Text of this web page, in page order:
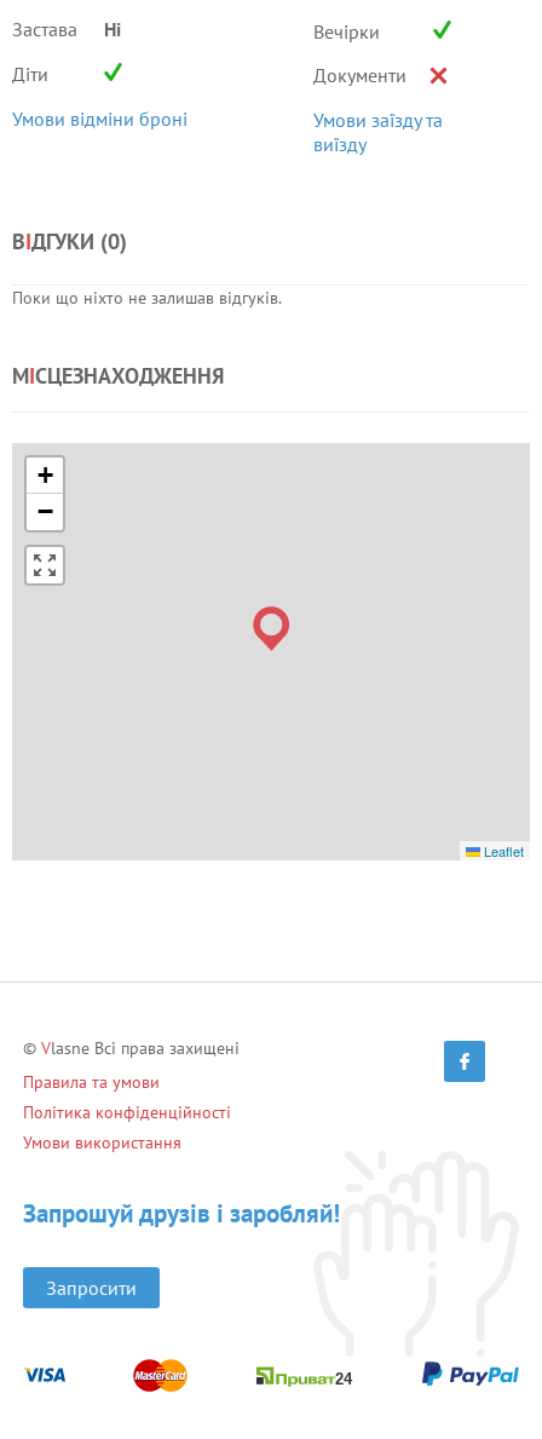
Застава
Ні
Діти
Умови відміни броні
Вечірки
Документи
Умови заїзду та
виїзду
ВІДГУКИ (0)
Поки що ніхто не залишав відгуків.
МІСЦЕЗНАХОДЖЕННЯ
+
−
Leaflet
© Vlasne Всі права захищені
Правила та умови
Політика конфіденційності
Умови використання
Запрошуй друзів і заробляй!
Запросити